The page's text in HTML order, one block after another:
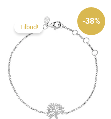
-38%
Tilbud!
oprindelige
pris
var:
795 kr..
aktuelle
pris
er: